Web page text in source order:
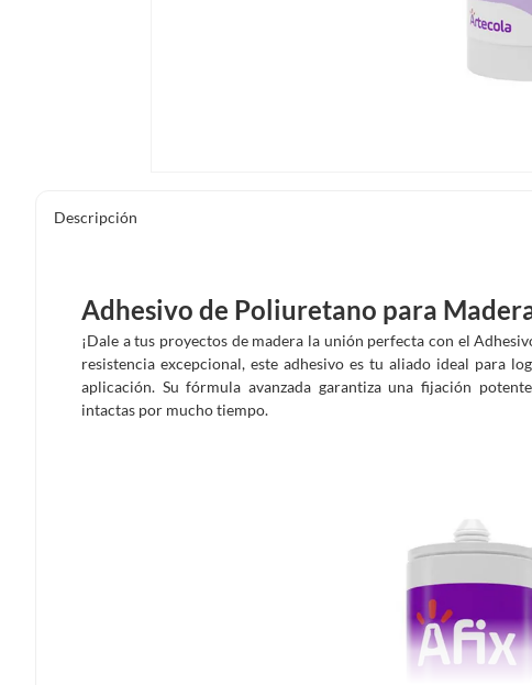
Descripción
Adhesivo de Poliuretano para
¡Dale a tus proyectos de madera la unión perfecta con el
resistencia excepcional, este adhesivo es tu aliado ideal para
aplicación. Su fórmula avanzada garantiza una fijación
intactas por mucho tiempo.